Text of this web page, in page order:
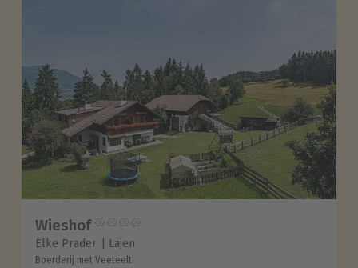
Wieshof
Elke Prader Lajen
Boerderij met Veeteelt